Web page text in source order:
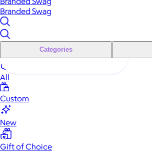
Branded Swag
Categories
All
Custom
New
Gift of Choice